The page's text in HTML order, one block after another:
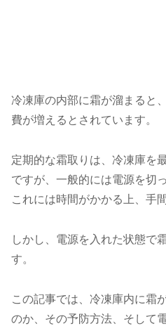
冷凍庫の内部に霜が溜まると
費が増えるとされています。
定期的な霜取りは、冷凍庫を
ですが、一般的には電源を切
これには時間がかかる上、手
しかし、電源を入れた状態で
す。
この記事では、冷凍庫内に霜
のか、その予防方法、そして